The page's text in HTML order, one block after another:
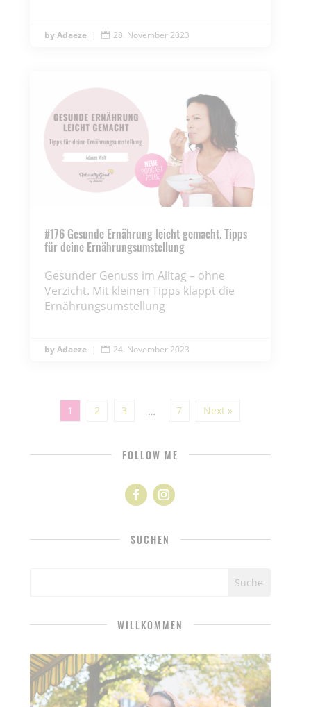
Adaeze |  28. November 2023
#176 Gesunde Ernährung leicht gemacht. Tipps
für deine Ernährungsumstellung
Gesunder Genuss im Alltag – ohne
Verzicht. Mit kleinen Tipps klappt die
Ernährungsumstellung
Adaeze |  24. November 2023
1 2 3 … 7 Next »
FOLLOW ME
SUCHEN
WILLKOMMEN